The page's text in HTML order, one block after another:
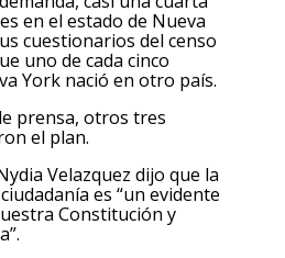
en el estado de Nueva
cuestionarios del censo
uno de cada cinco
York nació en otro país.
prensa, otros tres
el plan.
Velazquez dijo que la
es “un evidente
Constitución y